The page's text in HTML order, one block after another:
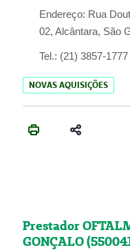
Endereço: Rua
02, Alcântara, São
Tel.: (21) 3857-
NOVAS AQUISIÇÕES
Prestador
GONÇALO